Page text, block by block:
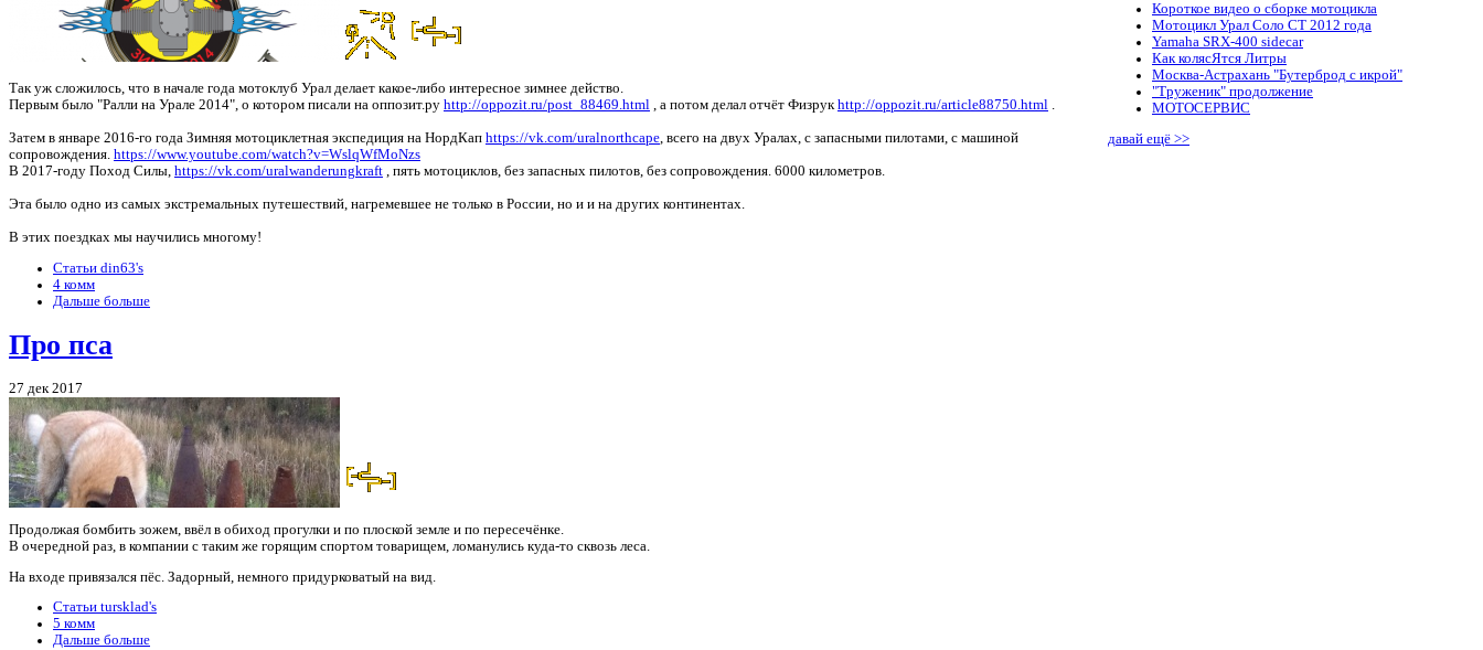
Так уж сложилось, что в начале года мотоклуб Урал делает какое-либо интересное зимнее действо.
Первым было "Ралли на Урале 2014", о котором писали на оппозит.ру http://oppozit.ru/post_88469.html , а потом делал отчёт Физрукhttp://oppozit.ru/article88750.html .
Затем в январе 2016-го года Зимняя мотоциклетная экспедиция на НордКап https://vk.com/uralnorthcape, всего на двух Уралах, с запасными пилотами, с машиной
сопровождения. https://www.youtube.com/watch?v=WslqWfMoNzs
В 2017-году Поход Силы, https://vk.com/uralwanderungkraft , пять мотоциклов, без запасных пилотов, без сопровождения. 6000 километров.
Эта было одно из самых экстремальных путешествий, нагремевшее не только в России, но и и на других континентах.
В этих поездках мы научились многому!
Статьи din63's
4 комм
Дальше больше
Про пса
27 дек 2017
Продолжая бомбить зожем, ввёл в обиход прогулки и по плоской земле и по пересечёнке.
В очередной раз, в компании с таким же горящим спортом товарищем, ломанулись куда-то сквозь леса.
На входе привязался пёс. Задорный, немного придурковатый на вид.
Статьи tursklad's
5 комм
Дальше больше
Короткое видео о сборке мотоцикла
Мотоцикл Урал Соло СТ 2012 года
Yamaha SRX-400 sidecar
Как колясЯтся Литры
Москва-Астрахань "Бутерброд с икрой"
"Труженик" продолжение
МОТОСЕРВИС
давай ещё >>